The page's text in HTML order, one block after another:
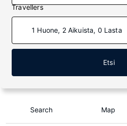
Travellers
1 Huone, 2 Aikuista, 0 Lasta
Etsi
Search Map